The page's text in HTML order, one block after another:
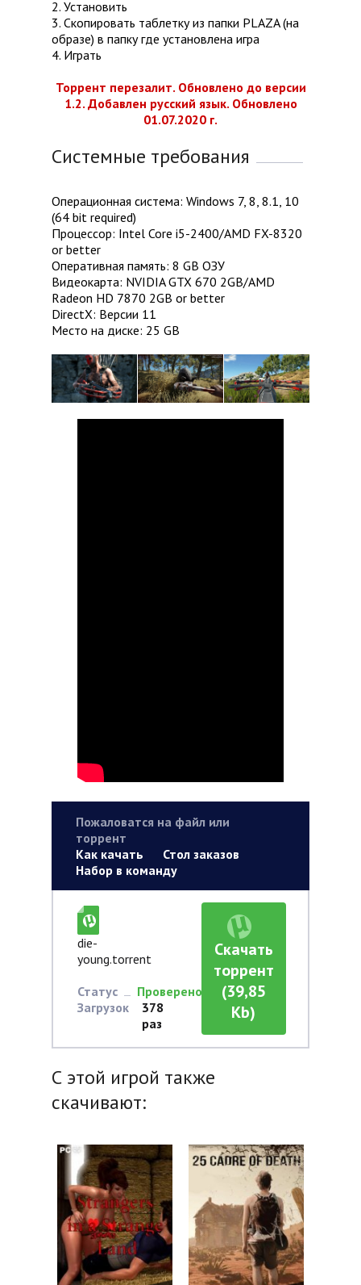
2. Установить
3. Скопировать таблетку из папки PLAZA (на
образе) в папку где установлена игра
4. Играть
Торрент перезалит. Обновлено до версии
1.2. Добавлен русский язык. Обновлено
01.07.2020 г.
Системные требования
Операционная система: Windows 7, 8, 8.1, 10
(64 bit required)
Процессор: Intel Core i5-2400/AMD FX-8320
or better
Оперативная память: 8 GB ОЗУ
Видеокарта: NVIDIA GTX 670 2GB/AMD
Radeon HD 7870 2GB or better
DirectX: Версии 11
Место на диске: 25 GB
Пожаловатся на файл или
торрент
Как качать
Стол заказов
Набор в команду
die-
young.torrent
Статус
Проверено
Загрузок
378
раз
Скачать
торрент
(39,85
Kb)
С этой игрой также
скачивают: